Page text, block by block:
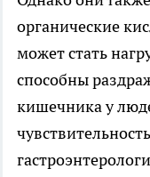
органические
может стать
способны
кишечника у